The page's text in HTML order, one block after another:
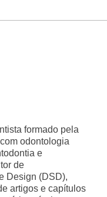
formado pela
odontologia
e
de
Design (DSD),
artigos e capítulos